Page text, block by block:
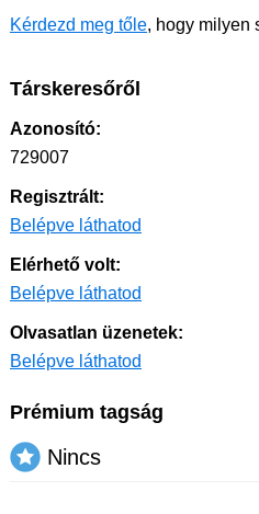
Kérdezd meg tőle, hogy milyen
Társkeresőről
Azonosító:
729007
Regisztrált:
Belépve láthatod
Elérhető volt:
Belépve láthatod
Olvasatlan üzenetek:
Belépve láthatod
Prémium tagság
Nincs